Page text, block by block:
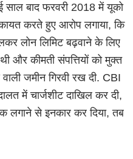
साल बाद फरवरी 2018 में यूको
करते हुए आरोप लगाया, कि
लोन लिमिट बढ़वाने के लिए
और कीमती संपत्तियों को मुक्त
जमीन गिरवी रख दी. CBI
में चार्जशीट दाखिल कर दी,
लगाने से इनकार कर दिया, तब